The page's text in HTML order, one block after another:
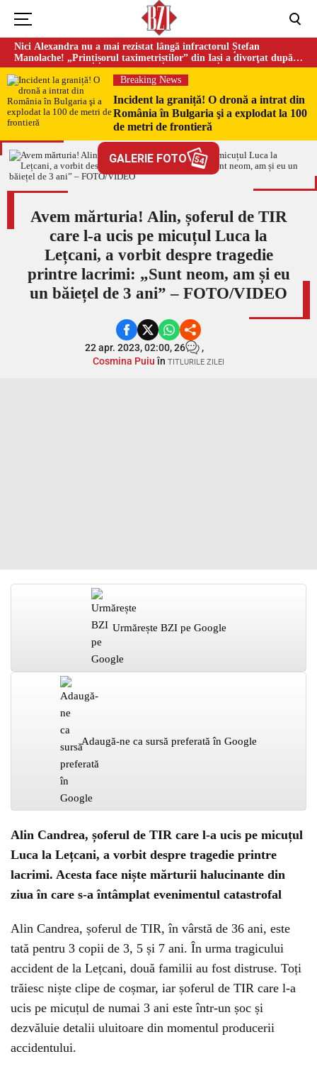
Nici Alexandra nu a mai rezistat lângă infractorul Ștefan
Manolache! „Prințișorul taximetriștilor” din Iași a divorţat după
doi ani de căsnicie
Breaking News
Incident la graniță! O dronă a intrat din
România în Bulgaria şi a explodat la 100
de metri de frontieră
GALERIE FOTO 54
Avem mărturia! Alin, șoferul de TIR
care l-a ucis pe micuțul Luca la
Lețcani, a vorbit despre tragedie
printre lacrimi: „Sunt neom, am și eu
un băiețel de 3 ani” – FOTO/VIDEO
22 apr. 2023, 02:00,26
,
Cosmina Puiuîn TITLURILE ZILEI
Urmărește BZI pe Google
Adaugă-ne ca sursă preferată în Google
Alin Candrea, șoferul de TIR care l-a ucis pe micuțul
Luca la Lețcani, a vorbit despre tragedie printre
lacrimi. Acesta face niște mărturii halucinante din
ziua în care s-a întâmplat evenimentul catastrofal
Alin Candrea, șoferul de TIR, în vârstă de 36 ani, este
tată pentru 3 copii de 3, 5 și 7 ani. În urma tragicului
accident de la Lețcani, două familii au fost distruse. Toți
trăiesc niște clipe de coșmar, iar șoferul de TIR care l-a
ucis pe micuțul de numai 3 ani este într-un șoc și
dezvăluie detalii uluitoare din momentul producerii
accidentului.